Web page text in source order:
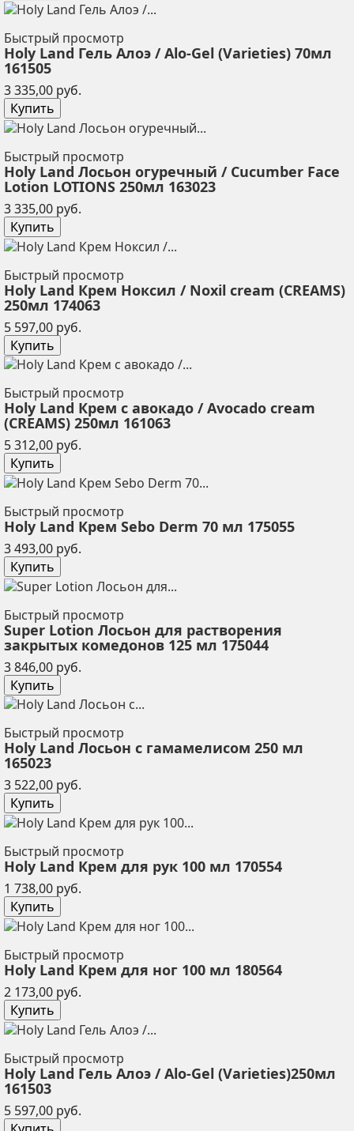
Быстрый просмотр
Holy Land Гель Алоэ / Alo-Gel (Varieties) 70мл
161505
3 335,00 руб.
Купить
Быстрый просмотр
Holy Land Лосьон огуречный / Cucumber Face
Lotion LOTIONS 250мл 163023
3 335,00 руб.
Купить
Быстрый просмотр
Holy Land Крем Ноксил / Noxil cream (CREAMS)
250мл 174063
5 597,00 руб.
Купить
Быстрый просмотр
Holy Land Крем с авокадо / Avocado cream
(CREAMS) 250мл 161063
5 312,00 руб.
Купить
Быстрый просмотр
Holy Land Крем Sebo Derm 70 мл 175055
3 493,00 руб.
Купить
Быстрый просмотр
Super Lotion Лосьон для растворения
закрытых комедонов 125 мл 175044
3 846,00 руб.
Купить
Быстрый просмотр
Holy Land Лосьон с гамамелисом 250 мл
165023
3 522,00 руб.
Купить
Быстрый просмотр
Holy Land Крем для рук 100 мл 170554
1 738,00 руб.
Купить
Быстрый просмотр
Holy Land Крем для ног 100 мл 180564
2 173,00 руб.
Купить
Быстрый просмотр
Holy Land Гель Алоэ / Alo-Gel (Varieties)250мл
161503
5 597,00 руб.